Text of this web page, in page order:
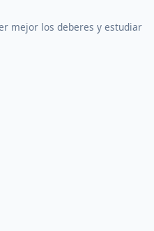
mejor los deberes y estudiar